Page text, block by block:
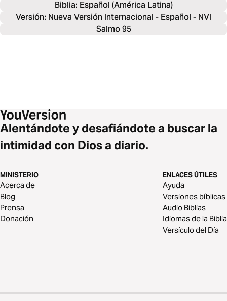
Biblia: Español (América Latina)
Versión: Nueva Versión Internacional - Español - NVI
Salmo 95
Alentándote y desafiándote a buscar la
intimidad con Dios a diario.
MINISTERIO
Acerca de
Blog
Prensa
Donación
ENLACES ÚTILES
Ayuda
Versiones bíblicas
Audio Biblias
Idiomas de la Biblia
Versículo del Día